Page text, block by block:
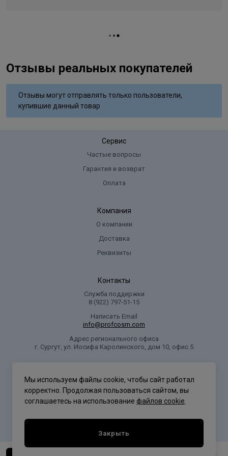
Отзывы реальных покупателей
Отзывы могут отправлять только пользователи,
купившие данный товар
Сервис
Частые вопросы
Гарантия и возврат
Оплата
Компания
О компании
Доставка
Реквизиты
Контакты
Служба поддержки
8 (922) 797‑51-15
Написать Email
info@profcosm.com
Адрес регионального офиса
г. Сургут, ул. Иосифа Каролинского, дом 10, офис 5
Мы используем файлы cookie, чтобы сайт работал
корректно. Продолжая пользоваться сайтом, вы
соглашаетесь на использование файлов cookie
Закрыть